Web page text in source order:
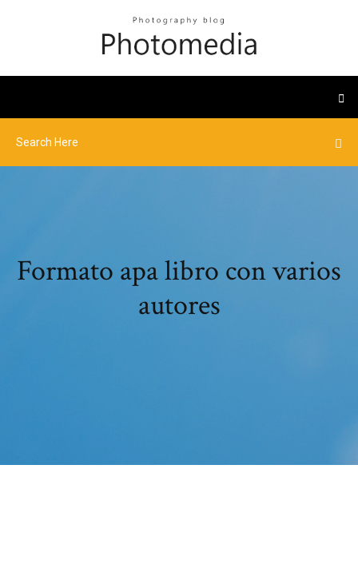
Formato apa libro con varios
autores